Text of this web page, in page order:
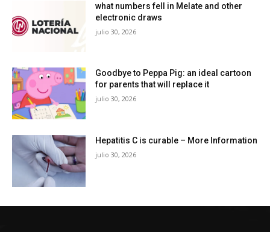
what numbers fell in Melate and other
electronic draws
julio 30, 2026
Goodbye to Peppa Pig: an ideal cartoon
for parents that will replace it
julio 30, 2026
Hepatitis C is curable – More Information
julio 30, 2026